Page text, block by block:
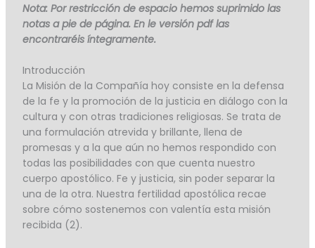
Nota: Por restricción de espacio hemos suprimido las
notas a pie de página. En le versión pdf las
encontraréis íntegramente.
Introducción
La Misión de la Compañía hoy consiste en la defensa
de la fe y la promoción de la justicia en diálogo con la
cultura y con otras tradiciones religiosas. Se trata de
una formulación atrevida y brillante, llena de
promesas y a la que aún no hemos respondido con
todas las posibilidades con que cuenta nuestro
cuerpo apostólico. Fe y justicia, sin poder separar la
una de la otra. Nuestra fertilidad apostólica recae
sobre cómo sostenemos con valentía esta misión
recibida (2).